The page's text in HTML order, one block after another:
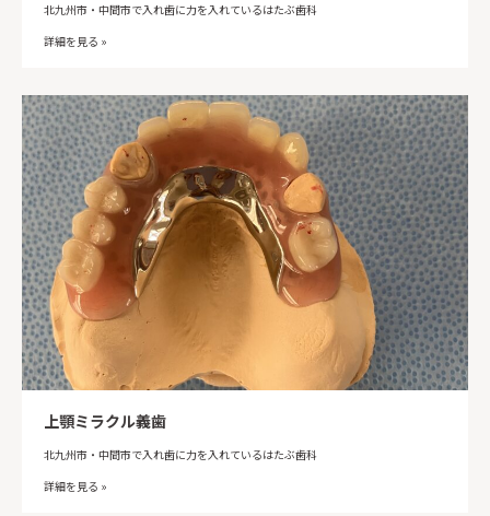
北九州市・中間市で入れ歯に力を入れているはたぶ歯科
詳細を見る »
上顎ミラクル義歯
北九州市・中間市で入れ歯に力を入れているはたぶ歯科
詳細を見る »